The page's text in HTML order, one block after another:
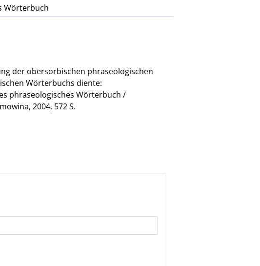
Wörterbuch
der obersorbischen phraseologischen
Wörterbuchs diente:
phraseologisches Wörterbuch /
2004, 572 S.